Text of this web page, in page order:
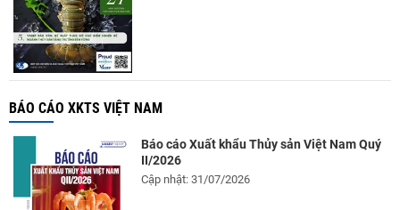
BÁO CÁO XKTS VIỆT NAM
Báo cáo Xuất khẩu Thủy sản Việt Nam Quý
II/2026
Cập nhật: 31/07/2026